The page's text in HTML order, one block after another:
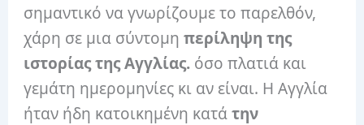
σημαντικό να γνωρίζουμε το παρελθόν,
χάρη σε μια σύντομηπερίληψη της
ιστορίας της Αγγλίας. όσο πλατιά και
γεμάτη ημερομηνίες κι αν είναι. Η Αγγλία
ήταν ήδη κατοικημένη κατάτην